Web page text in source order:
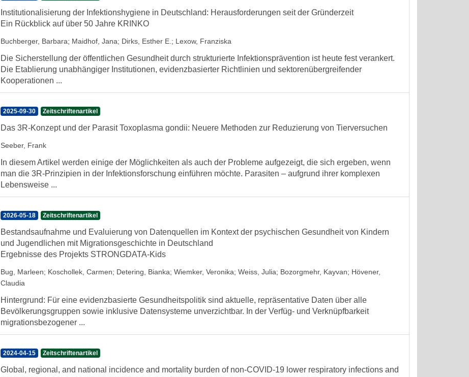
Institutionalisierung der Infektionshygiene in Deutschland: Herausforderungen seit der Gründerzeit
Ein Rückblick auf über 50 Jahre KRINKO
Buchberger, Barbara; Maidhof, Jana; Dirks, Esther E. ; Lexow, Franziska
Die Sicherstellung der öffentlichen Gesundheit durch strukturierte Infektionsprävention ist heute fest verankert.
Die Etablierung unabhängiger Institutionen, evidenzbasierter Richtlinien und sektorenübergreifender
Kooperationen ...
2025-09-30 Zeitschriftenartikel
Das 3R-Konzept und der Parasit Toxoplasma gondii: Neuere Methoden zur Reduzierung von Tierversuchen
Seeber, Frank
In diesem Artikel werden einige der Möglichkeiten als auch der Probleme aufgezeigt, die sich ergeben, wenn
man die 3R-Prinzipien in der Infektionsforschung einführen möchte. Parasiten – aufgrund ihrer komplexen
Lebensweise ...
2026-05-18 Zeitschriftenartikel
Bestandsaufnahme und Evaluierung von Datenquellen im Kontext der psychischen Gesundheit von Kindern
und Jugendlichen mit Migrationsgeschichte in Deutschland
Ergebnisse des Projekts STRONGDATA-Kids
Bug, Marleen; Koschollek, Carmen; Detering, Bianka; Wiemker, Veronika; Weiss, Julia; Bozorgmehr, Kayvan; Hövener,
Claudia
Hintergrund: Für eine evidenzbasierte Gesundheitspolitik sind aktuelle, repräsentative Daten über alle
Bevölkerungsgruppen sowie inklusive Datensysteme unverzichtbar. In der Verfüg- und Verknüpfbarkeit
migrationsbezogener ...
2024-04-15 Zeitschriftenartikel
Global, regional, and national incidence and mortality burden of non-COVID-19 lower respiratory infections and